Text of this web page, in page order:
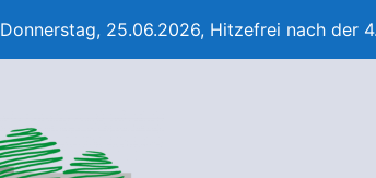
Donnerstag, 25.06.2026, Hitzefrei nach der